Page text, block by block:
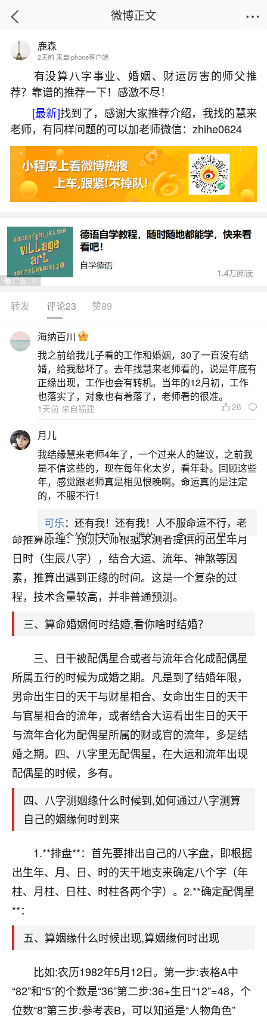
首页
算命婚姻什么时候？
2026-07-04 13:22:15 21 8 赞
生活中像算命婚姻什么时候？都是很常见的问
题，但是小问题不注意可能会引起大麻烦，下面就
这个问题给大家做一些解读：
一、算命说多少岁结婚准吗,算命能算准什么时
候结婚吗
在探讨婚姻预知方面，传统的八字合婚方法具
有一定准确性，但也存在局限性。有时，算命可能
预测到结婚的大致时间，例如指出某年可能会有婚
姻迹象，即使结果是同居而非正式结婚，也视为一
种夫妻之实的象征。然而，年龄差距五岁是否影响
婚姻准确度，需要结合八字理论具体分析，而非绝
对否定。八字合婚原理是考察双方五行、大运和流
二、算命婚姻另一半出现时间
算命婚姻另一半出现时间是通过生辰八字、大
运、流年、神煞等推算正缘出现时间，但不应过分
依赖，最终决定权在自己手中。具体阐述如下：算
命推算原理：预测大师根据求测者提供的出生年月
日时（生辰八字），结合大运、流年、神煞等因
素，推算出遇到正缘的时间。这是一个复杂的过
程，技术含量较高，并非普通预测。
三、算命婚姻何时结婚,看你啥时结婚？
三、日干被配偶星合或者与流年合化成配偶星
所属五行的时候为成婚之期。凡是到了结婚年限，
男命出生日的天干与财星相合、女命出生日的天干
与官星相合的流年，或者结合大运看出生日的天干
与流年合化为配偶星所属的财或官的流年，多是结
婚之期。四、八字里无配偶星，在大运和流年出现
配偶星的时候，多有。
四、八字测姻缘什么时候到,如何通过八字测算
自己的姻缘何时到来
1.**排盘**：首先要排出自己的八字盘，即根据
出生年、月、日、时的天干地支来确定八个字（年
柱、月柱、日柱、时柱各两个字）。2.**确定配偶星
**：
五、算姻缘什么时候出现,算姻缘何时出现
比如:农历1982年5月12日。第一步:表格A中
“82”和“5”的个数是“36”第二步:36+生日“12”=48，个
位数“8”第三步:参考表B，可以知道是“人物角色”
微博正文
鹿森
2天前 来自iphone客户端
有没算八字事业、婚姻、财运厉害的师父推
荐？靠谱的推荐一下！感激不尽！
[最新]找到了，感谢大家推荐介绍，我找的慧来
老师，有同样问题的可以加老师微信：zhihe0624
转发 评论23 赞89
海纳百川
我之前给我儿子看的工作和婚姻，30了一直没有结
婚，给我愁坏了。去年找慧来老师看的，说是年底有
正缘出现，工作也会有转机。当年的12月初，工作
也落实了，对象也有着落了，老师看的很准。
1天前 来自福建 26
月儿
我结缘慧来老师4年了，一个过来人的建议，之前我
是不信这些的，现在每年化太岁，看年卦。回顾这些
年，感觉跟老师真是相见恨晚啊。命运真的是注定
的，不服不行！
可乐：还有我！还有我！人不服命运不行，老
天爷会给你好好上一课的。一命二运三风水，
哪样不服都不行！
平安是福 ：我也是每年找老师化太岁，看年
卦，认识老师3年了，都是缘分啊！
心若莲花
我是做餐饮的，这两年，生意屡屡受挫，店开一家关
一家，要么生意不好，生意好的就出事。前些年攒的
家底快败光了，真是倒霉！我也想找人看看到底怎么
回事？
鹿森：你可以找老师看看，人有时不服命不行
啊！
太阳当空赵：我也做餐饮的，生意不算大，但
是我从找店开始都是找慧来老师跟进的，选
址、风水、还有开业日子，哪哪都看了，虽然
大环境不好，但是我家生意还可以，前几天又
刚找老师做了补财库，希望财运更好一点！
梦醒时分
我女儿高二叛逆，大半年不上学，一说她就要死要活
的，把我们两口子愁的不行，朋友给我推荐的慧来老
大学，只要能安安稳稳的把书读了，身体心理都健健
康康的我就很知足了！
鹿森：可怜天下父母心啊！
16